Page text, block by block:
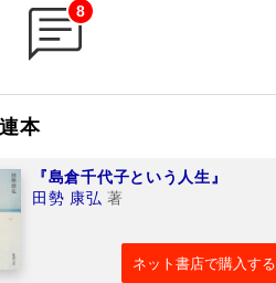
8
本
『島倉千代子という人生』
田勢 康弘 著
ネット書店で購入する